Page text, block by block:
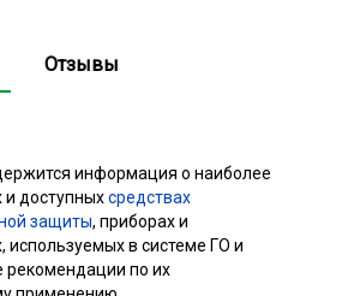
Отзывы
информация о наиболее
доступныхсредствах
защиты, приборах и
используемых в системе ГО и
рекомендации по их